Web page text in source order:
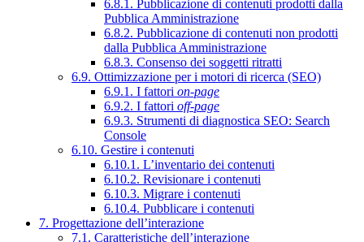
6.8.1. Pubblicazione di contenuti prodotti dalla
Pubblica Amministrazione
6.8.2. Pubblicazione di contenuti non prodotti
dalla Pubblica Amministrazione
6.8.3. Consenso dei soggetti ritratti
6.9. Ottimizzazione per i motori di ricerca (SEO)
6.9.1. I fattori on-page
6.9.2. I fattori off-page
6.9.3. Strumenti di diagnostica SEO: Search
Console
6.10. Gestire i contenuti
6.10.1. L’inventario dei contenuti
6.10.2. Revisionare i contenuti
6.10.3. Migrare i contenuti
6.10.4. Pubblicare i contenuti
7. Progettazione dell’interazione
7.1. Caratteristiche dell’interazione